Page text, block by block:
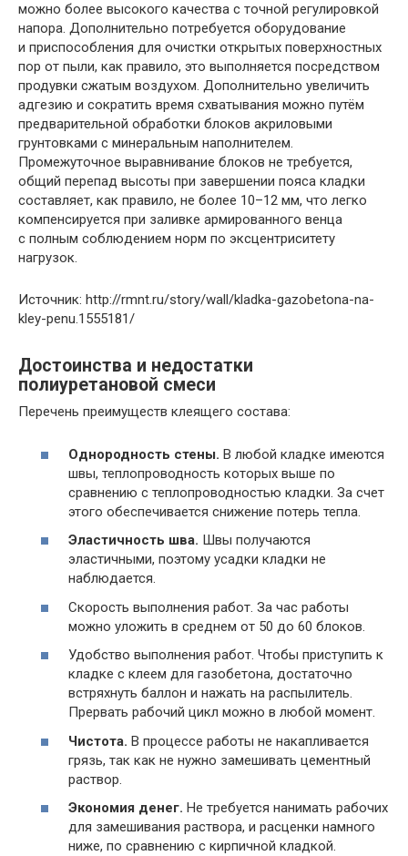
можно более высокого качества с точной регулировкой
напора. Дополнительно потребуется оборудование
и приспособления для очистки открытых поверхностных
пор от пыли, как правило, это выполняется посредством
продувки сжатым воздухом. Дополнительно увеличить
адгезию и сократить время схватывания можно путём
предварительной обработки блоков акриловыми
грунтовками с минеральным наполнителем.
Промежуточное выравнивание блоков не требуется,
общий перепад высоты при завершении пояса кладки
составляет, как правило, не более 10–12 мм, что легко
компенсируется при заливке армированного венца
с полным соблюдением норм по эксцентриситету
нагрузок.
Источник: http://rmnt.ru/story/wall/kladka-gazobetona-na-
kley-penu.1555181/
Достоинства и недостатки
полиуретановой смеси
Перечень преимуществ клеящего состава:
Однородность стены. В любой кладке имеются
швы, теплопроводность которых выше по
сравнению с теплопроводностью кладки. За счет
этого обеспечивается снижение потерь тепла.
Эластичность шва. Швы получаются
эластичными, поэтому усадки кладки не
наблюдается.
Скорость выполнения работ. За час работы
можно уложить в среднем от 50 до 60 блоков.
Удобство выполнения работ. Чтобы приступить к
кладке с клеем для газобетона, достаточно
встряхнуть баллон и нажать на распылитель.
Прервать рабочий цикл можно в любой момент.
Чистота. В процессе работы не накапливается
грязь, так как не нужно замешивать цементный
раствор.
Экономия денег. Не требуется нанимать рабочих
для замешивания раствора, и расценки намного
ниже, по сравнению с кирпичной кладкой.